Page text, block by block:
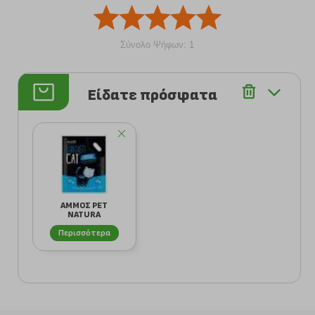
Σύνολο Ψήφων: 1
Είδατε πρόσφατα
ΑΜΜΟΣ PET
NATURA
FANTASTICAT
ΚΡΥΣΤΑΛΛΙΚΗ 5LT
Περισσότερα